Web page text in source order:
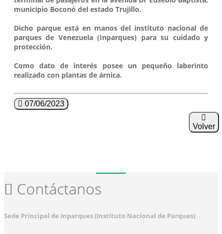
municipio Boconó del estado Trujillo.
Dicho parque está en manos del instituto nacional de
parques de Venezuela (Inparques) para su cuidado y
protección.
Como dato de interés posee un pequeño laberinto
realizado con plantas de árnica.
07/06/2023
Volver
Contáctanos
Sede Principal de Inparques (Instituto Nacional de Parques)